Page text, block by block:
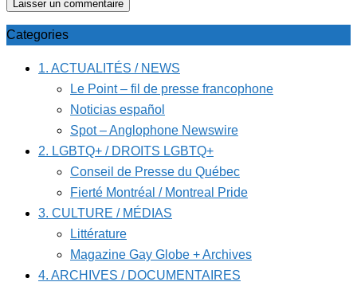
Categories
1. ACTUALITÉS / NEWS
Le Point – fil de presse francophone
Noticias español
Spot – Anglophone Newswire
2. LGBTQ+ / DROITS LGBTQ+
Conseil de Presse du Québec
Fierté Montréal / Montreal Pride
3. CULTURE / MÉDIAS
Littérature
Magazine Gay Globe + Archives
4. ARCHIVES / DOCUMENTAIRES